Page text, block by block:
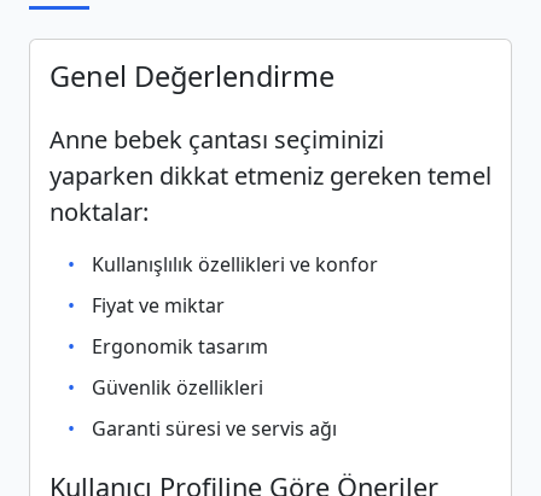
Genel Değerlendirme
Anne bebek çantası seçiminizi
yaparken dikkat etmeniz gereken temel
noktalar:
Kullanışlılık özellikleri ve konfor
Fiyat ve miktar
Ergonomik tasarım
Güvenlik özellikleri
Garanti süresi ve servis ağı
Kullanıcı Profiline Göre Öneriler